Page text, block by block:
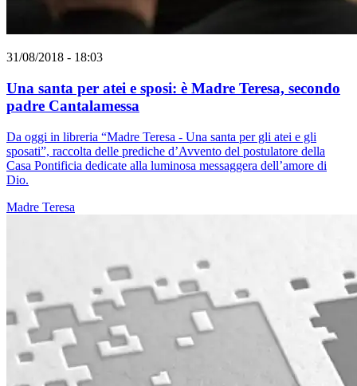
31/08/2018 - 18:03
Una santa per atei e sposi: è Madre Teresa, secondo
padre Cantalamessa
Da oggi in libreria “Madre Teresa - Una santa per gli atei e gli
sposati”, raccolta delle prediche d’Avvento del postulatore della
Casa Pontificia dedicate alla luminosa messaggera dell’amore di
Dio.
Madre Teresa